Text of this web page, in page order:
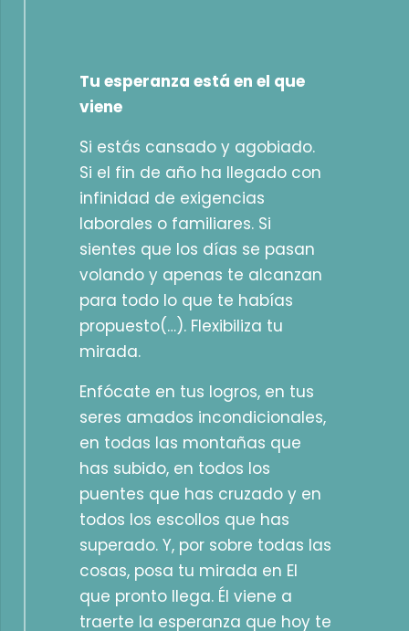
Tu esperanza está en el que
viene
Si estás cansado y agobiado.
Si el fin de año ha llegado con
infinidad de exigencias
laborales o familiares. Si
sientes que los días se pasan
volando y apenas te alcanzan
para todo lo que te habías
propuesto(…). Flexibiliza tu
mirada.
Enfócate en tus logros, en tus
seres amados incondicionales,
en todas las montañas que
has subido, en todos los
puentes que has cruzado y en
todos los escollos que has
superado. Y, por sobre todas las
cosas, posa tu mirada en El
que pronto llega. Él viene a
traerte la esperanza que hoy te